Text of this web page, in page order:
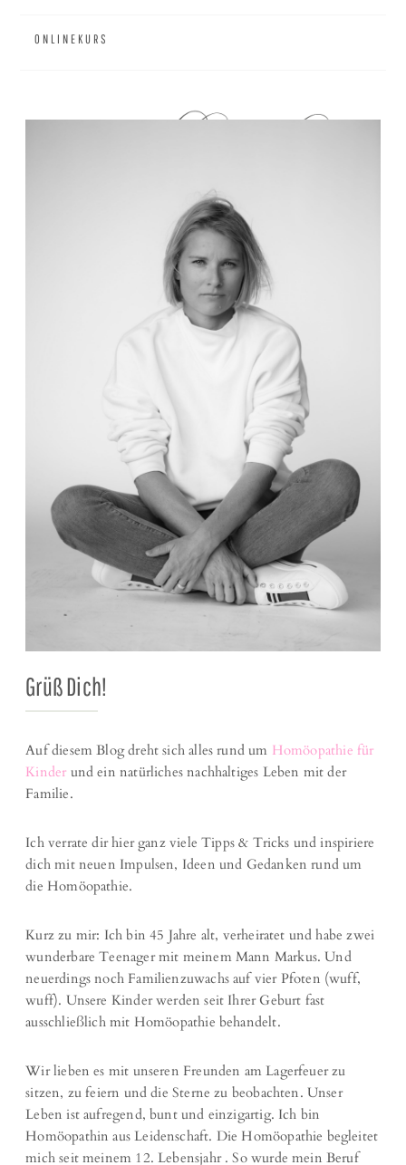
ONLINEKURS
Grüß Dich!
Auf diesem Blog dreht sich alles rund um Homöopathie für
Kinder und ein natürliches nachhaltiges Leben mit der
Familie.
Ich verrate dir hier ganz viele Tipps & Tricks und inspiriere
dich mit neuen Impulsen, Ideen und Gedanken rund um
die Homöopathie.
Kurz zu mir: Ich bin 45 Jahre alt, verheiratet und habe zwei
wunderbare Teenager mit meinem Mann Markus. Und
neuerdings noch Familienzuwachs auf vier Pfoten (wuff,
wuff). Unsere Kinder werden seit Ihrer Geburt fast
ausschließlich mit Homöopathie behandelt.
Wir lieben es mit unseren Freunden am Lagerfeuer zu
sitzen, zu feiern und die Sterne zu beobachten. Unser
Leben ist aufregend, bunt und einzigartig. Ich bin
Homöopathin aus Leidenschaft. Die Homöopathie begleitet
mich seit meinem 12. Lebensjahr . So wurde mein Beruf